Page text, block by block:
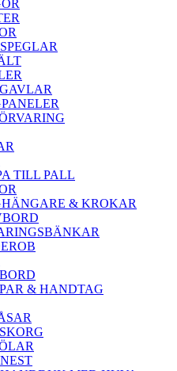
TILL PALL
& KROKAR
& HANDTAG